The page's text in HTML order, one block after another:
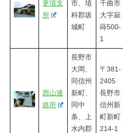
更埴支
所
市、埴
科郡坂
城町
千曲市
大字寂
蒔500-
1
西山連
絡所
長野市
大岡、
同信州
新町、
同中
条、上
水内郡
〒381-
2405
長野市
信州新
町新町
214-1